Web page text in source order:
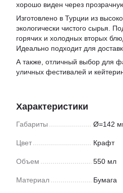
хорошо виден через
Изготовлено в Турции из
экологически чистого сырья.
горячих и холодных вторых
Идеально подходит для
А также, отличный выбор для
уличных фестивалей и
Характеристики
Габариты Ø=142
Цвет Крафт
Объем 550 мл
Материал Бумага